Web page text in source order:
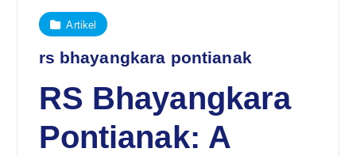
Artikel
rs bhayangkara pontianak
RS Bhayangkara
Pontianak: A